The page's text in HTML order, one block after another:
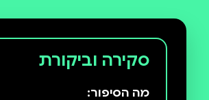
סקירה וביקורת
מה הסיפור: